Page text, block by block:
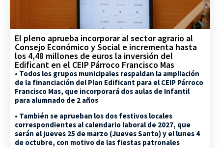
El pleno aprueba incorporar al sector agrario al
Consejo Económico y Social e incrementa hasta
los 4,48 millones de euros la inversión del
Edificant en el CEIP Párroco Francisco Mas
• Todos los grupos municipales respaldan la ampliación
de la financiación del Plan Edificant para el CEIP Párroco
Francisco Mas, que incorporará dos aulas de Infantil
para alumnado de 2 años
• También se aprueban los dos festivos locales
correspondientes al calendario laboral de 2027, que
serán el jueves 25 de marzo (Jueves Santo) y el lunes 4
de octubre, con motivo de las fiestas patronales